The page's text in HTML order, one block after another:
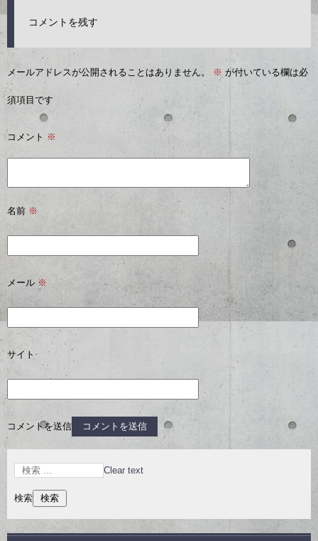
コメントを残す
メールアドレスが公開されることはありません。 ※ が付いている欄は必
須項目です
コメント ※
名前 ※
メール ※
サイト
コメントを送信
Clear text
検索